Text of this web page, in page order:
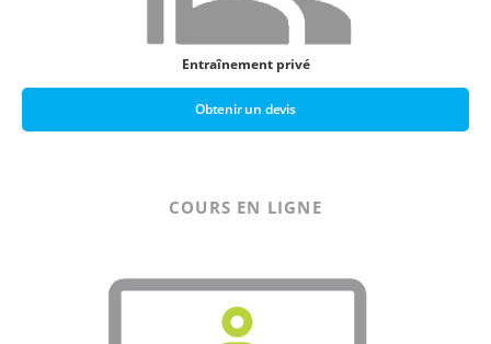
Entraînement privé
Obtenir un devis
COURS EN LIGNE